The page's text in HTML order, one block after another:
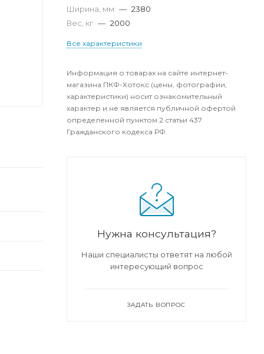
Ширина, мм — 2380
Вес, кг — 2000
Все характеристики
Информация о товарах на сайте интернет-
магазина ПКФ-Хотокс (цены, фотографии,
характеристики) носит ознакомительный
характер и не является публичной офертой
определенной пунктом 2 статьи 437
Гражданского кодекса РФ.
Нужна консультация?
Наши специалисты ответят на любой
интересующий вопрос
ЗАДАТЬ ВОПРОС